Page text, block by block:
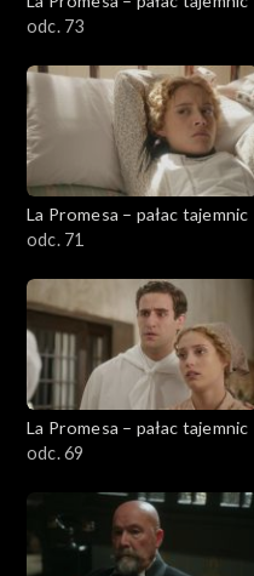
odc. 73
La Promesa – pałac tajemnic
odc. 71
La Promesa – pałac tajemnic
odc. 69